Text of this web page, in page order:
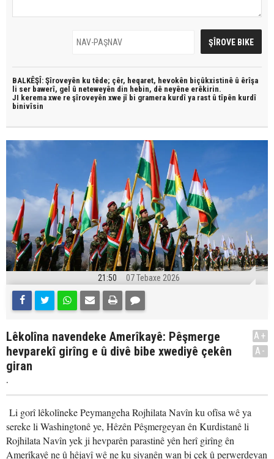
BALKÊŞÎ: Şîroveyên ku têde; çêr, heqaret, hevokên biçûkxistinê û êrîşa
li ser bawerî, gel û neteweyên din hebin, dê neyêne erêkirin.
JI kerema xwe re şîroveyên xwe jî bi gramera kurdî ya rast û tîpên kurdî
binivîsin
21:50 07 Tebaxe 2026
Lêkolîna navendeke Amerîkayê: Pêşmerge
hevparekî girîng e û divê bibe xwediyê çekên
giran
.
A+
A-
Li gorî lêkolîneke Peymangeha Rojhilata Navîn ku ofîsa wê ya
sereke li Washingtonê ye, Hêzên Pêşmergeyan ên Kurdistanê li
Rojhilata Navîn yek ji hevparên parastinê yên herî girîng ên
Amerîkayê ne û hêjayî wê ne ku şiyanên wan bi çek û perwerdeyan